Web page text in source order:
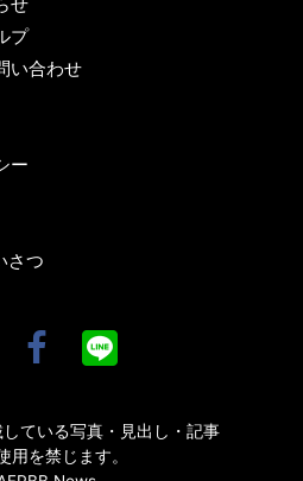
プ
い合わせ
ー
さつ
ている写真・見出し・記事
用を禁じます。